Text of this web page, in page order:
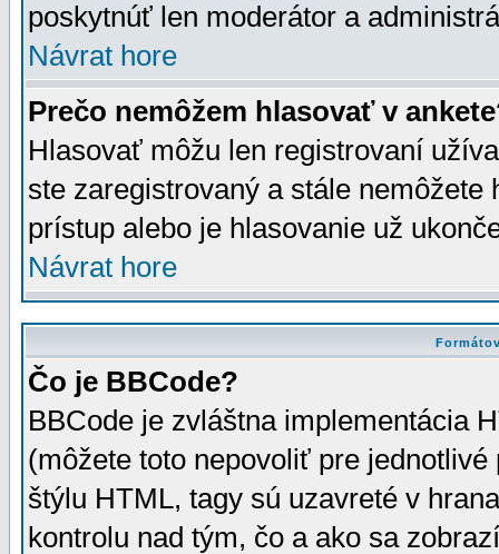
poskytnúť len moderátor a
Návrat hore
Prečo nemôžem hlasovať v
Hlasovať môžu len registrovaní
ste zaregistrovaný a stále
prístup alebo je hlasovanie už
Návrat hore
Čo je BBCode?
BBCode je zvláštna implementácia
(môžete toto nepovoliť pre
štýlu HTML, tagy sú uzavreté v
kontrolu nad tým, čo a ako sa